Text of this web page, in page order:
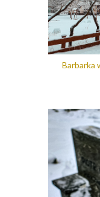
Barbarka